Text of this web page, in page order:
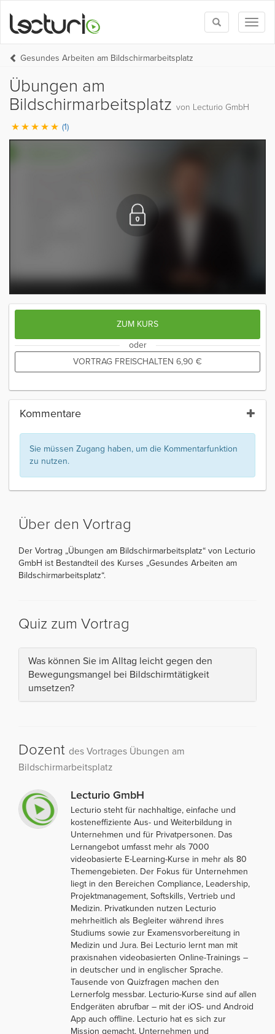
Toggle
search
Gesundes Arbeiten am Bildschirmarbeitsplatz
Übungen am
Bildschirmarbeitsplatz von Lecturio GmbH
(1)
ZUM KURS
oder
VORTRAG FREISCHALTEN 6,90 €
Kommentare
Sie müssen Zugang haben, um die Kommentarfunktion
zu nutzen.
Über den Vortrag
Der Vortrag „Übungen am Bildschirmarbeitsplatz“ von Lecturio
GmbH ist Bestandteil des Kurses „Gesundes Arbeiten am
Bildschirmarbeitsplatz“.
Quiz zum Vortrag
Was können Sie im Alltag leicht gegen den
Bewegungsmangel bei Bildschirmtätigkeit
umsetzen?
Dozent des Vortrages Übungen am
Bildschirmarbeitsplatz
Lecturio GmbH
Lecturio steht für nachhaltige, einfache und
kosteneffiziente Aus- und Weiterbildung in
Unternehmen und für Privatpersonen. Das
Lernangebot umfasst mehr als 7000
videobasierte E-Learning-Kurse in mehr als 80
Themengebieten. Der Fokus für Unternehmen
liegt in den Bereichen Compliance, Leadership,
Projektmanagement, Softskills, Vertrieb und
Medizin. Privatkunden nutzen Lecturio
mehrheitlich als Begleiter während ihres
Studiums sowie zur Examensvorbereitung in
Medizin und Jura. Bei Lecturio lernt man mit
praxisnahen videobasierten Online-Trainings –
in deutscher und in englischer Sprache.
Tausende von Quizfragen machen den
Lernerfolg messbar. Lecturio-Kurse sind auf allen
Endgeräten abrufbar – mit der iOS- und Android
App auch offline. Lecturio hat es sich zur
Mission gemacht, Unternehmen und